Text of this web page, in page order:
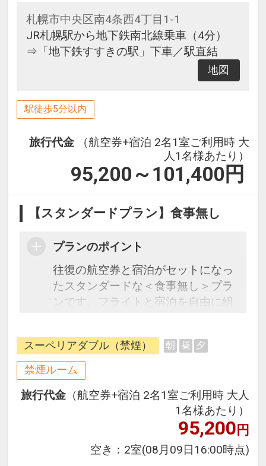
札幌市中央区南4条西4丁目1-1
JR札幌駅から地下鉄南北線乗車（4分）
⇒「地下鉄すすきの駅」下車／駅直結
地図
駅徒歩5分以内
旅行代金
（航空券+宿泊 2名1室ご利用時 大
人1名様あたり）
95,200～101,400 円
【スタンダードプラン】食事無し
プランのポイント
往復の航空券と宿泊がセットになっ
たスタンダードな＜食事無し＞プラ
ンです。フライトと宿泊を自由に組
ージだから、一都市滞在はもちろん
周遊旅行にも最適！
旅行期間中の1泊だけの宿泊や延
泊・飛び泊なども自由自在です。
フライトは、安心のJAL（または
JALグループ）確約！フライトマイ
オプションでレンタカーや現地交
スーペリアダブル（禁煙） 朝 昼 夕
禁煙ルーム
旅行代金 （航空券+宿泊 2名1室ご利用時 大人
1名様あたり）
95,200円
空き： 2室(08月09日16:00時点)